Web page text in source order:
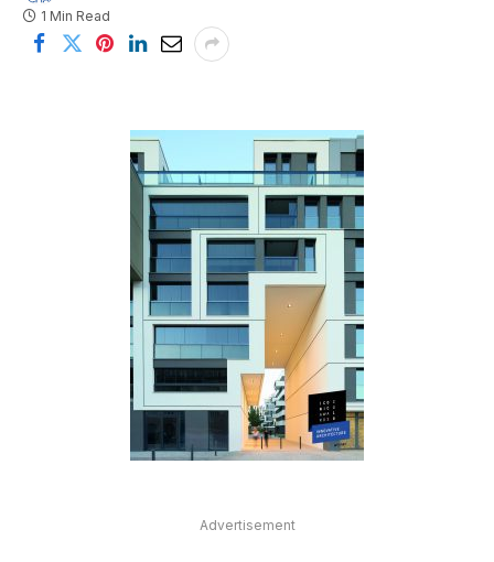
1 Min Read
Advertisement